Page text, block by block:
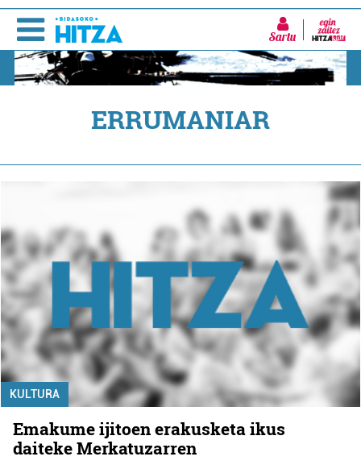
Sartu
ERRUMANIAR
KULTURA
Emakume ijitoen erakusketa ikus
daiteke Merkatuzarren